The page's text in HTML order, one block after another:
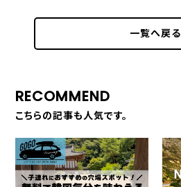
一覧へ戻る
RECOMMEND
こちらの記事も人気です。